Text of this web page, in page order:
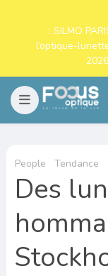
: SILMO
l’optique-
People Tendance
Des